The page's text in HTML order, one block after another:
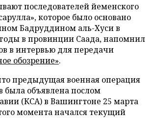
последователей йеменского
которое было основано
Бадруддином аль-Хуси в
в провинции Саада, напомнил
в интервью для передачи
обозрение».
предыдущая военная операция
была объявлена послом
(КСА) в Вашингтоне 25 марта
момента начался текущий